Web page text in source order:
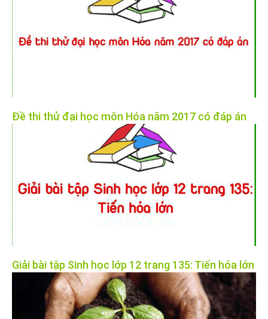
Đề thi thử đại học môn Hóa năm 2017 có đáp án
Giải bài tập Sinh học lớp 12 trang 135: Tiến hóa lớn